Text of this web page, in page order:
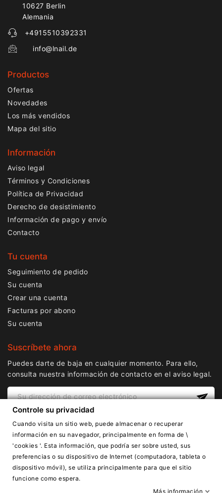
10627 Berlin
Alemania
+4915510392331
info@lnail.de
Productos
Ofertas
Novedades
Los más vendidos
Mapa del sitio
Información
Aviso legal
Términos y Condiciones
Política de Privacidad
Derecho de desistimiento
Información de pago y envío
Contacto
Tu cuenta
Seguimiento de pedido
Su cuenta
Crear una cuenta
Facturas por abono
Su cuenta
Suscríbete ahora
Puedes darte de baja en cualquier momento. Para ello,
consulta nuestra información de contacto en el aviso legal.
Copyright © Lnail.de 2016-2026. Todos los derechos
Controle su privacidad
Cuando visita un sitio web, puede almacenar o recuperar
información en su navegador, principalmente en forma de \
'cookies '. Esta información, que podría ser sobre usted, sus
preferencias o su dispositivo de Internet (computadora, tableta o
dispositivo móvil), se utiliza principalmente para que el sitio
funcione como espera.
Más información